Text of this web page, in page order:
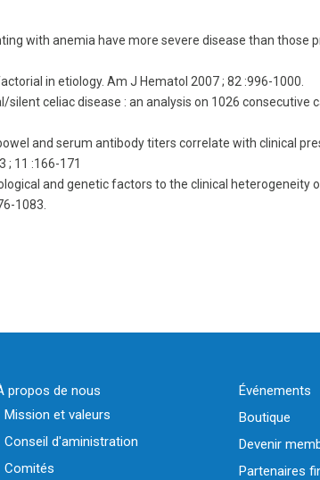
with anemia have more severe disease than those
in etiology. Am J Hematol 2007 ; 82 :996-1000.
celiac disease : an analysis on 1026 consecutive
and serum antibody titers correlate with clinical
; 11 :166-171
and genetic factors to the clinical heterogeneity
1083.
propos de nous
Mission et valeurs
Conseil d'aministration
Comités
Événements
Boutique
Devenir
Partenaires